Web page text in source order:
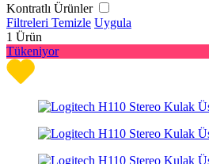
Kontratlı Ürünler
Filtreleri Temizle Uygula
1 Ürün
Tükeniyor